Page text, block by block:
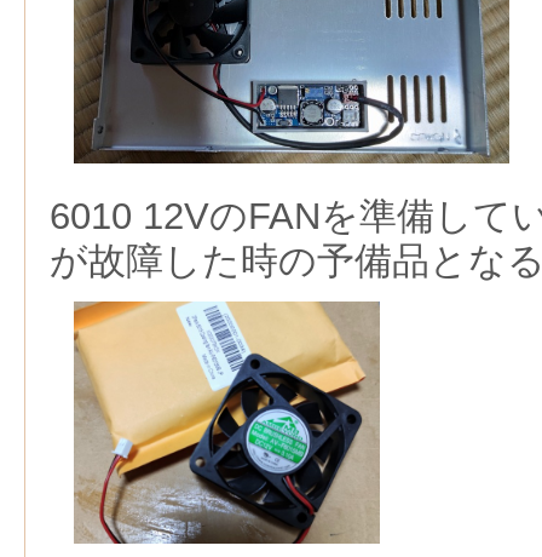
6010 12VのFANを準備して
が故障した時の予備品とな